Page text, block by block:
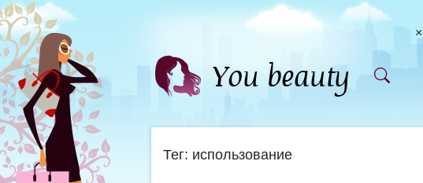
×
Тег: использование